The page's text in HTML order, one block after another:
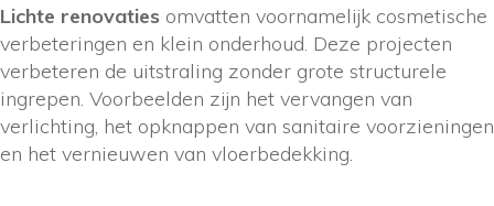
Lichte renovaties omvatten voornamelijk cosmetische
verbeteringen en klein onderhoud. Deze projecten
verbeteren de uitstraling zonder grote structurele
ingrepen. Voorbeelden zijn het vervangen van
verlichting, het opknappen van sanitaire voorzieningen
en het vernieuwen van vloerbedekking.